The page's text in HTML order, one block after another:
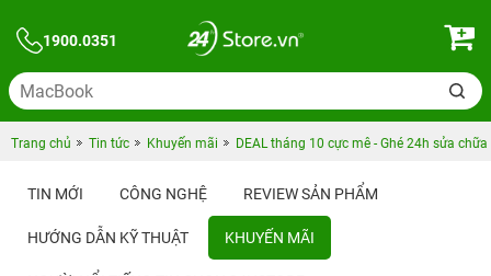
1900.0351
Trang chủ Tin tức Khuyến mãi DEAL tháng 10 cực mê - Ghé 24h sửa
TIN MỚI CÔNG NGHỆ REVIEW SẢN PHẨM
HƯỚNG DẪN KỸ THUẬT KHUYẾN MÃI